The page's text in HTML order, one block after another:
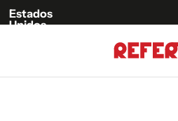
Estados
Unidos